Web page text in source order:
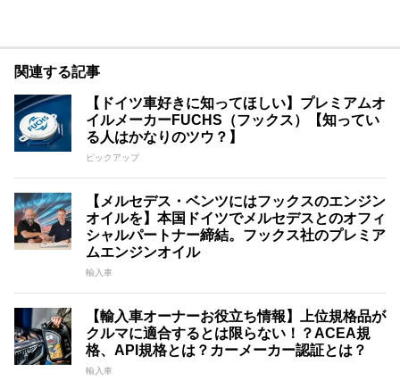
関連する記事
【ドイツ車好きに知ってほしい】プレミアムオ
イルメーカーFUCHS（フックス）【知ってい
る人はかなりのツウ？】
ピックアップ
【メルセデス・ベンツにはフックスのエンジン
オイルを】本国ドイツでメルセデスとのオフィ
シャルパートナー締結。フックス社のプレミア
ムエンジンオイル
輸入車
【輸入車オーナーお役立ち情報】上位規格品が
クルマに適合するとは限らない！？ACEA規
格、API規格とは？カーメーカー認証とは？
輸入車